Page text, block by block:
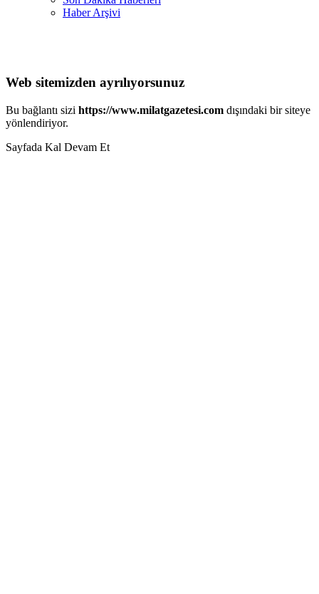
Haber Arşivi
Web sitemizden ayrılıyorsunuz
Bu bağlantı sizi https://www.milatgazetesi.com dışındaki bir siteye
yönlendiriyor.
Sayfada Kal Devam Et